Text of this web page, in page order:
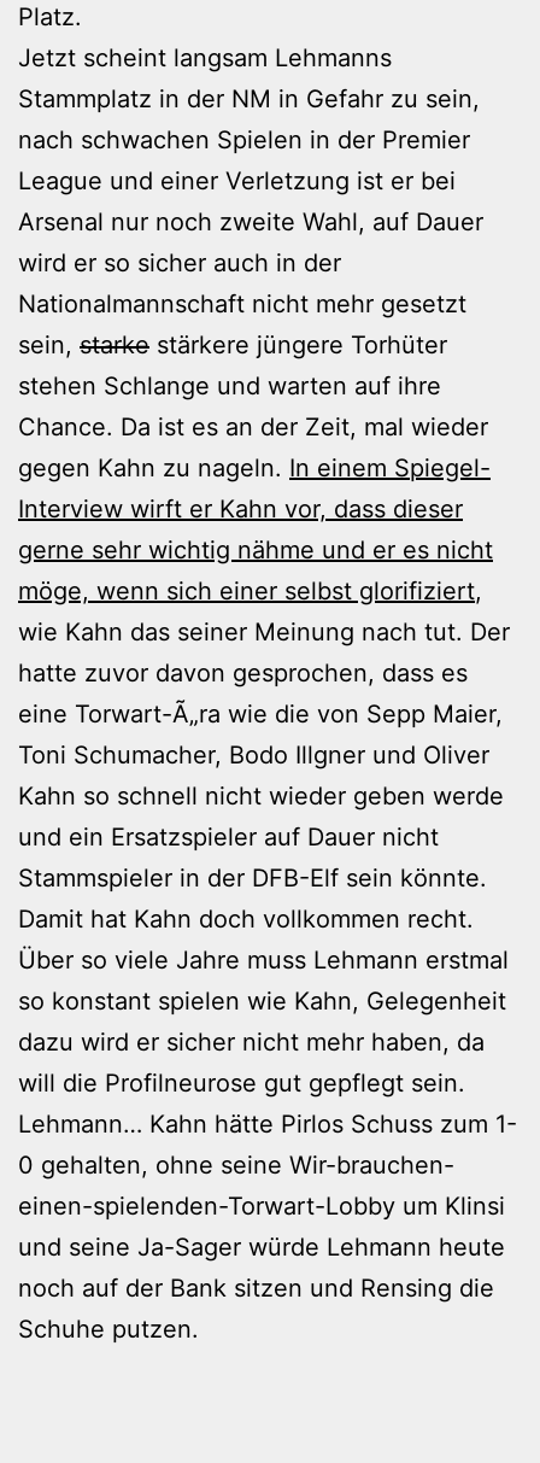
Platz.
Jetzt scheint langsam Lehmanns
Stammplatz in der NM in Gefahr zu sein,
nach schwachen Spielen in der Premier
League und einer Verletzung ist er bei
Arsenal nur noch zweite Wahl, auf Dauer
wird er so sicher auch in der
Nationalmannschaft nicht mehr gesetzt
sein, starke stärkere jüngere Torhüter
stehen Schlange und warten auf ihre
Chance. Da ist es an der Zeit, mal wieder
gegen Kahn zu nageln. In einem Spiegel-
Interview wirft er Kahn vor, dass dieser
gerne sehr wichtig nähme und er es nicht
möge, wenn sich einer selbst glorifiziert,
wie Kahn das seiner Meinung nach tut. Der
hatte zuvor davon gesprochen, dass es
eine Torwart-Ã„ra wie die von Sepp Maier,
Toni Schumacher, Bodo Illgner und Oliver
Kahn so schnell nicht wieder geben werde
und ein Ersatzspieler auf Dauer nicht
Stammspieler in der DFB-Elf sein könnte.
Damit hat Kahn doch vollkommen recht.
Über so viele Jahre muss Lehmann erstmal
so konstant spielen wie Kahn, Gelegenheit
dazu wird er sicher nicht mehr haben, da
will die Profilneurose gut gepflegt sein.
Lehmann… Kahn hätte Pirlos Schuss zum 1-
0 gehalten, ohne seine Wir-brauchen-
einen-spielenden-Torwart-Lobby um Klinsi
und seine Ja-Sager würde Lehmann heute
noch auf der Bank sitzen und Rensing die
Schuhe putzen.